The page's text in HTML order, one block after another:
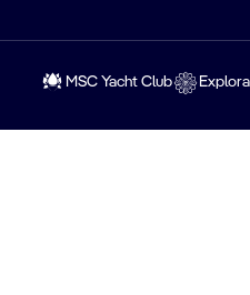
MSC Yacht Club